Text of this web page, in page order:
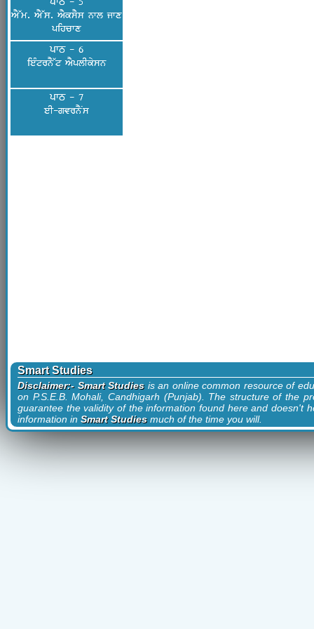
AY~m. AY~s. AYksYs nwl jwx
pihcwx
ਪਾਠ - 6
ieMtrnY~t AYplIkysn
ਪਾਠ - 7
eI-gvrnYNs
Smart Studies
Disclaimer:- Smart Studiesis an online common resource of
on P.S.E.B. Mohali, Candhigarh (Punjab). The structure of the
guarantee the validity of the information found here and doesn't
information in Smart Studiesmuch of the time you will.